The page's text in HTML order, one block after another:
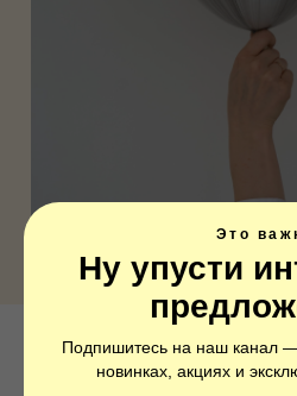
Это
Ну упусти
Подпишитесь на наш канал
новинках, акциях и
Гелиевый шар агат